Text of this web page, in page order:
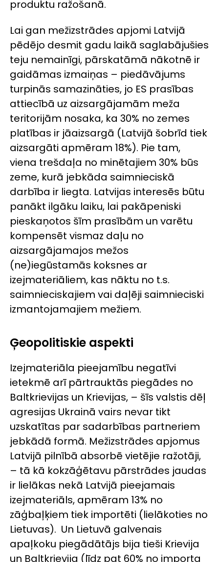
produktu ražošanā.
Lai gan mežizstrādes apjomi Latvijā
pēdējo desmit gadu laikā saglabājušies
teju nemainīgi, pārskatāmā nākotnē ir
gaidāmas izmaiņas – piedāvājums
turpinās samazināties, jo ES prasības
attiecībā uz aizsargājamām meža
teritorijām nosaka, ka 30% no zemes
platības ir jāaizsargā (Latvijā šobrīd tiek
aizsargāti apmēram 18%). Pie tam,
viena trešdaļa no minētajiem 30% būs
zeme, kurā jebkāda saimnieciskā
darbība ir liegta. Latvijas interesēs būtu
panākt ilgāku laiku, lai pakāpeniski
pieskaņotos šīm prasībām un varētu
kompensēt vismaz daļu no
aizsargājamajos mežos
(ne)iegūstamās koksnes ar
izejmateriāliem, kas nāktu no t.s.
saimnieciskajiem vai daļēji saimnieciski
izmantojamajiem mežiem.
Ģeopolitiskie aspekti
Izejmateriāla pieejamību negatīvi
ietekmē arī pārtrauktās piegādes no
Baltkrievijas un Krievijas, – šīs valstis dēļ
agresijas Ukrainā vairs nevar tikt
uzskatītas par sadarbības partneriem
jebkādā formā. Mežizstrādes apjomus
Latvijā pilnībā absorbē vietējie ražotāji,
– tā kā kokzāģētavu pārstrādes jaudas
ir lielākas nekā Latvijā pieejamais
izejmateriāls, apmēram 13% no
zāģbaļķiem tiek importēti (lielākoties no
Lietuvas). Un Lietuvā galvenais
apaļkoku piegādātājs bija tieši Krievija
un Baltkrievija (līdz pat 60% no importa